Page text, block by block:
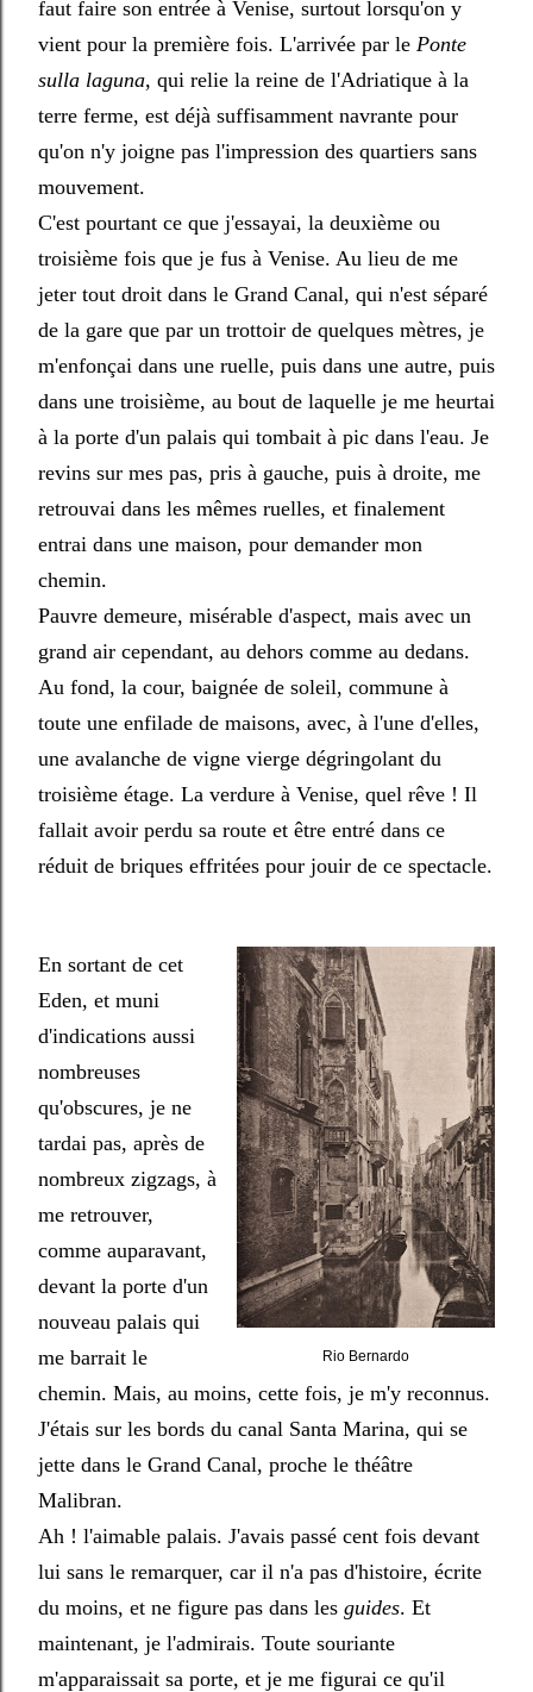
faut faire son entrée à Venise, surtout lorsqu'on y
vient pour la première fois. L'arrivée par le Ponte
sulla laguna, qui relie la reine de l'Adriatique à la
terre ferme, est déjà suffisamment navrante pour
qu'on n'y joigne pas l'impression des quartiers sans
mouvement.
C'est pourtant ce que j'essayai, la deuxième ou
troisième fois que je fus à Venise. Au lieu de me
jeter tout droit dans le Grand Canal, qui n'est séparé
de la gare que par un trottoir de quelques mètres, je
m'enfonçai dans une ruelle, puis dans une autre, puis
dans une troisième, au bout de laquelle je me heurtai
à la porte d'un palais qui tombait à pic dans l'eau. Je
revins sur mes pas, pris à gauche, puis à droite, me
retrouvai dans les mêmes ruelles, et finalement
entrai dans une maison, pour demander mon
chemin.
Pauvre demeure, misérable d'aspect, mais avec un
grand air cependant, au dehors comme au dedans.
Au fond, la cour, baignée de soleil, commune à
toute une enfilade de maisons, avec, à l'une d'elles,
une avalanche de vigne vierge dégringolant du
troisième étage. La verdure à Venise, quel rêve ! Il
fallait avoir perdu sa route et être entré dans ce
réduit de briques effritées pour jouir de ce spectacle.
Rio Bernardo
En sortant de cet
Eden, et muni
d'indications aussi
nombreuses
qu'obscures, je ne
tardai pas, après de
nombreux zigzags, à
me retrouver,
comme auparavant,
devant la porte d'un
nouveau palais qui
me barrait le
chemin. Mais, au moins, cette fois, je m'y reconnus.
J'étais sur les bords du canal Santa Marina, qui se
jette dans le Grand Canal, proche le théâtre
Malibran.
Ah ! l'aimable palais. J'avais passé cent fois devant
lui sans le remarquer, car il n'a pas d'histoire, écrite
du moins, et ne figure pas dans les guides. Et
maintenant, je l'admirais. Toute souriante
m'apparaissait sa porte, et je me figurai ce qu'il